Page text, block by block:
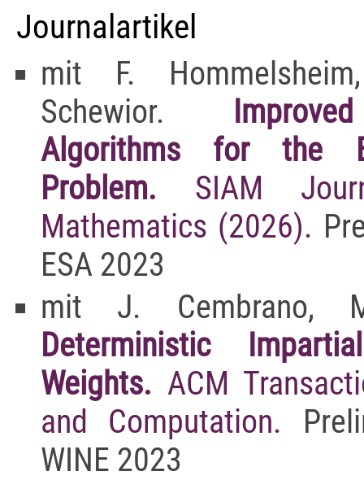
Journalartikel
mit F.
Schewior.
Algorithms for the
Problem.
SIAM
Mathematics (2026).
ESA 2023
mit J. Cembrano,
Deterministic
Weights. ACM
and Computation.
WINE 2023